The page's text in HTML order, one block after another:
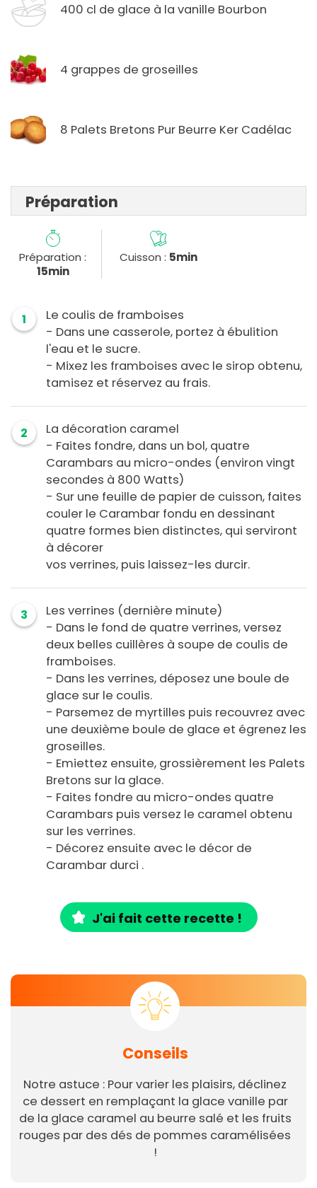
400 cl de glace à la vanille Bourbon
4 grappes de groseilles
8 Palets Bretons Pur Beurre Ker Cadélac
Préparation
Préparation :
15min
Cuisson : 5min
1
Le coulis de framboises
- Dans une casserole, portez à ébulition
l'eau et le sucre.
- Mixez les framboises avec le sirop obtenu,
tamisez et réservez au frais.
2
La décoration caramel
- Faites fondre, dans un bol, quatre
Carambars au micro-ondes (environ vingt
secondes à 800 Watts)
- Sur une feuille de papier de cuisson, faites
couler le Carambar fondu en dessinant
quatre formes bien distinctes, qui serviront
à décorer
vos verrines, puis laissez-les durcir.
3
Les verrines (dernière minute)
- Dans le fond de quatre verrines, versez
deux belles cuillères à soupe de coulis de
framboises.
- Dans les verrines, déposez une boule de
glace sur le coulis.
- Parsemez de myrtilles puis recouvrez avec
une deuxième boule de glace et égrenez les
groseilles.
- Emiettez ensuite, grossièrement les Palets
Bretons sur la glace.
- Faites fondre au micro-ondes quatre
Carambars puis versez le caramel obtenu
sur les verrines.
- Décorez ensuite avec le décor de
Carambar durci .
J'ai fait cette recette !
Conseils
Notre astuce : Pour varier les plaisirs, déclinez
ce dessert en remplaçant la glace vanille par
de la glace caramel au beurre salé et les fruits
rouges par des dés de pommes caramélisées
!